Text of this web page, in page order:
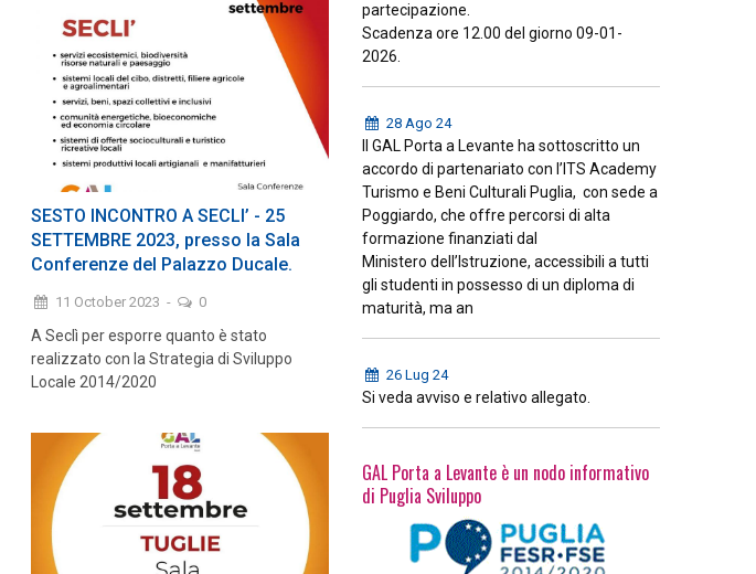
SESTO INCONTRO A SECLI’ - 25
SETTEMBRE 2023, presso la Sala
Conferenze del Palazzo Ducale.
11 October 2023 - 0
A Seclì per esporre quanto è stato
realizzato con la Strategia di Sviluppo
Locale 2014/2020
partecipazione.
Scadenza ore 12.00 del giorno 09-01-
2026.
28 Ago 24
Il GAL Porta a Levante ha sottoscritto un
accordo di partenariato con l’ITS Academy
Turismo e Beni Culturali Puglia, con sede a
Poggiardo, che offre percorsi di alta
formazione finanziati dal
Ministero dell’Istruzione, accessibili a tutti
gli studenti in possesso di un diploma di
maturità, ma an
26 Lug 24
Si veda avviso e relativo allegato.
GAL Porta a Levante è un nodo informativo
di Puglia Sviluppo